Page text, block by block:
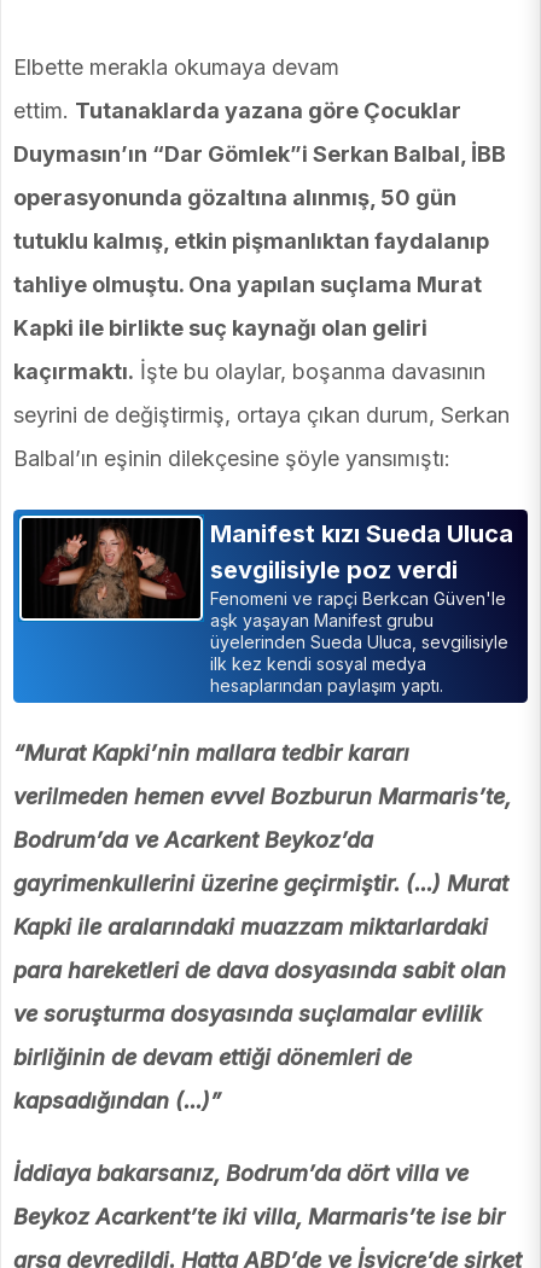
Elbette merakla okumaya devam
ettim. Tutanaklarda yazana göre Çocuklar
Duymasın’ın “Dar Gömlek”i Serkan Balbal, İBB
operasyonunda gözaltına alınmış, 50 gün
tutuklu kalmış, etkin pişmanlıktan faydalanıp
tahliye olmuştu. Ona yapılan suçlama Murat
Kapki ile birlikte suç kaynağı olan geliri
kaçırmaktı. İşte bu olaylar, boşanma davasının
seyrini de değiştirmiş, ortaya çıkan durum, Serkan
Balbal’ın eşinin dilekçesine şöyle yansımıştı:
Manifest kızı Sueda Uluca
sevgilisiyle poz verdi
Fenomeni ve rapçi Berkcan Güven'le
aşk yaşayan Manifest grubu
üyelerinden Sueda Uluca, sevgilisiyle
ilk kez kendi sosyal medya
hesaplarından paylaşım yaptı.
“Murat Kapki’nin mallara tedbir kararı
verilmeden hemen evvel Bozburun Marmaris’te,
Bodrum’da ve Acarkent Beykoz’da
gayrimenkullerini üzerine geçirmiştir. (...) Murat
Kapki ile aralarındaki muazzam miktarlardaki
para hareketleri de dava dosyasında sabit olan
ve soruşturma dosyasında suçlamalar evlilik
birliğinin de devam ettiği dönemleri de
kapsadığından (...)”
İddiaya bakarsanız, Bodrum’da dört villa ve
Beykoz Acarkent’te iki villa, Marmaris’te ise bir
arsa devredildi. Hatta ABD’de ve İsviçre’de şirket